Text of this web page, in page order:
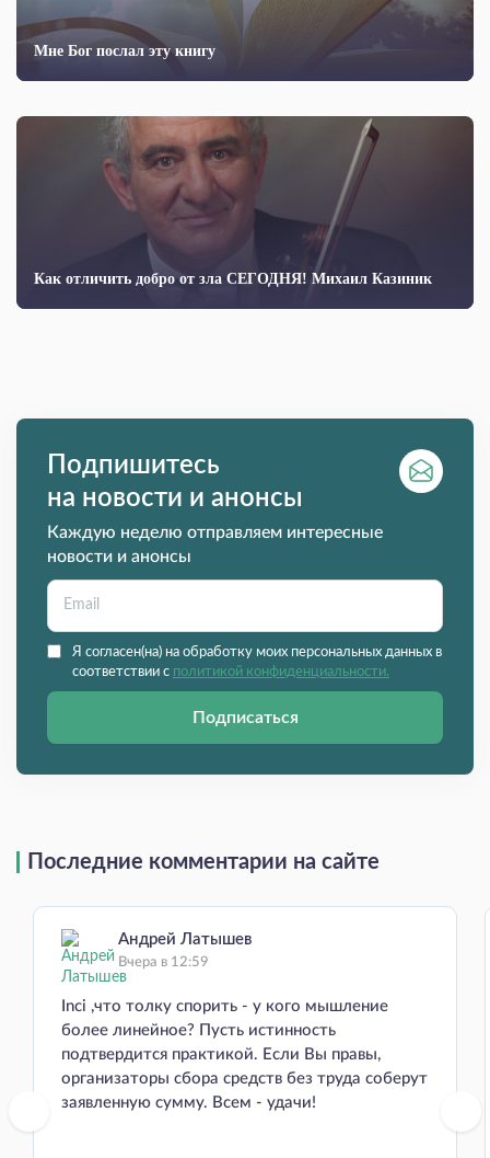
Мне Бог послал эту книгу
Как отличить добро от зла СЕГОДНЯ! Михаил Казиник
Подпишитесь
на новости и анонсы
Каждую неделю отправляем интересные
новости и анонсы
Я согласен(на) на обработку моих персональных данных в
соответствии с политикой конфиденциальности.
Подписаться
Последние комментарии на сайте
Андрей Латышев
Вчера в 12:59
Inci ,что толку спорить - у кого мышление
более линейное? Пусть истинность
подтвердится практикой. Если Вы правы,
организаторы сбора средств без труда соберут
заявленную сумму. Всем - удачи!